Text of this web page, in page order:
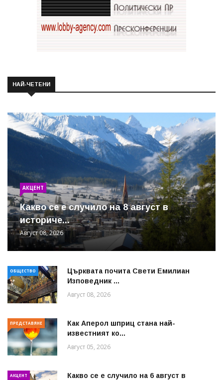
НАЙ-ЧЕТЕНИ
АКЦЕНТ
Какво се е случило на 8 август в
историче...
Август 08, 2026
ОБЩЕСТВО
Църквата почита Свeти Емилиан
Изповедник ...
Август 08, 2026
ПРЕДСТАВЯНЕ
Как Аперол шприц стана най-
известният ко...
Август 05, 2026
АКЦЕНТ
Какво се е случило на 6 август в